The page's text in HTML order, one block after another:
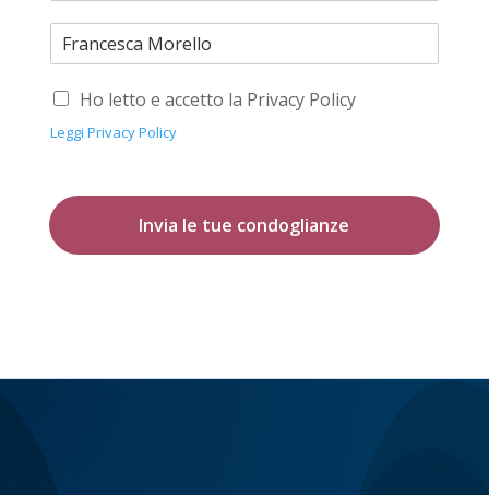
Ho letto e accetto la Privacy Policy
Leggi Privacy Policy
Invia le tue condoglianze